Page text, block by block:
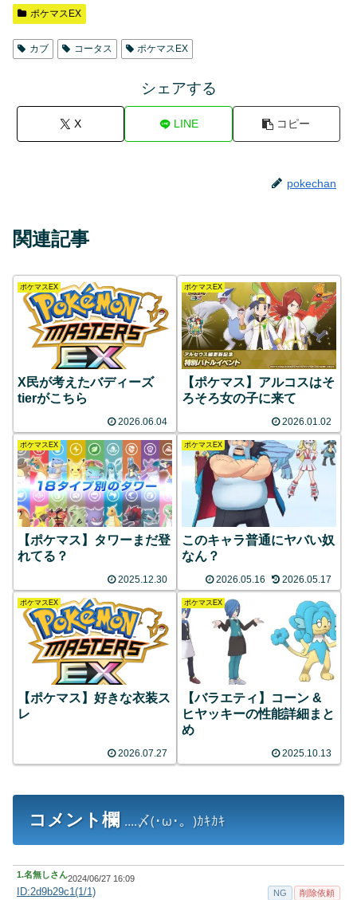
ポケマスEX
カブ コータス ポケマスEX
シェアする
X LINE コピー
pokechan
関連記事
ポケマスEX
X民が考えたバディーズ
tierがこちら
2026.06.04
ポケマスEX
【ポケマス】アルコスはそ
ろそろ女の子に来て
2026.01.02
ポケマスEX
【ポケマス】タワーまだ登
れてる？
2025.12.30
ポケマスEX
このキャラ普通にヤバい奴
なん？
2026.05.16 2026.05.17
ポケマスEX
【ポケマス】好きな衣装ス
レ
2026.07.27
ポケマスEX
【バラエティ】コーン &
ヒヤッキーの性能詳細まと
め
2025.10.13
コメント欄 ....〆(･ω･。)ｶｷｶｷ
1.名無しさん2024/06/27 16:09
ID:2d9b29c1(1/1) NG 削除依頼